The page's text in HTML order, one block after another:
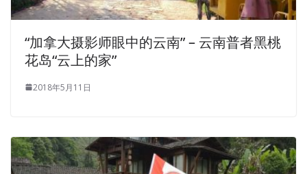
“加拿大摄影师眼中的云南” – 云南普者黑桃
花岛“云上的家”
2018年5月11日